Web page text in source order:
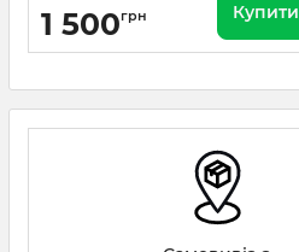
1 500грн Купити